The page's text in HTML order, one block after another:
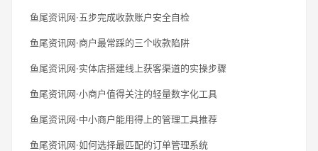
鱼尾资讯网·五步完成收款账户安全自检
鱼尾资讯网·商户最常踩的三个收款陷阱
鱼尾资讯网·实体店搭建线上获客渠道的实操步骤
鱼尾资讯网·小商户值得关注的轻量数字化工具
鱼尾资讯网·中小商户能用得上的管理工具推荐
鱼尾资讯网·如何选择最匹配的订单管理系统